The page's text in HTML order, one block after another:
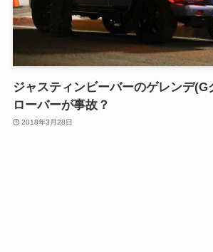
ジャスティンビーバーのゲレンデ(G
ローバーが事故？
2018年3月28日